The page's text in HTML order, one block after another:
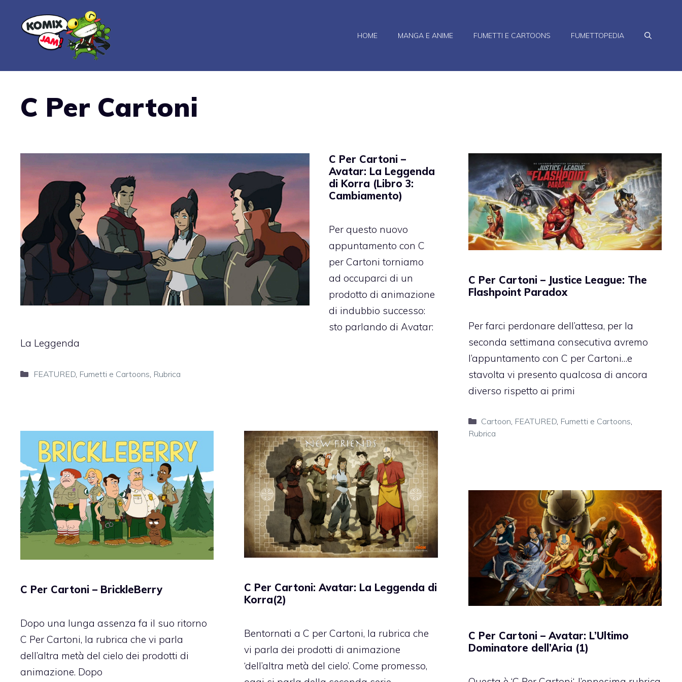
contenuto
HOME MANGA E ANIME FUMETTI E CARTOONS FUMETTOPEDIA
C Per Cartoni
C Per Cartoni –
Avatar: La Leggenda
di Korra (Libro 3:
Cambiamento)
Per questo nuovo
appuntamento con C
per Cartoni torniamo
ad occuparci di un
prodotto di animazione
di indubbio successo:
sto parlando di Avatar:
La Leggenda
Categorie
FEATURED, Fumetti e Cartoons Rubrica
C Per Cartoni – Justice League: The
Flashpoint Paradox
Per farci perdonare dell’attesa, per la
seconda settimana consecutiva avremo
l’appuntamento con C per Cartoni…e
stavolta vi presento qualcosa di ancora
diverso rispetto ai primi
Categorie
Cartoon, FEATURED, Fumetti e Cartoons,
Rubrica
C Per Cartoni – BrickleBerry
Dopo una lunga assenza fa il suo ritorno
C Per Cartoni, la rubrica che vi parla
dell’altra metà del cielo dei prodotti di
animazione. Dopo
C Per Cartoni: Avatar: La Leggenda di
Korra(2)
Bentornati a C per Cartoni, la rubrica che
vi parla dei prodotti di animazione
‘dell’altra metà del cielo’. Come promesso,
C Per Cartoni – Avatar: L’Ultimo
Dominatore dell’Aria (1)